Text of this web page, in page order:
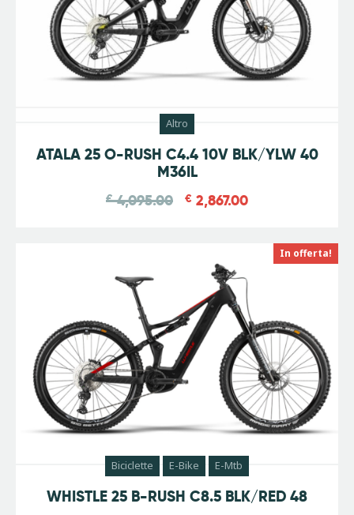
30%
Altro
ATALA 25 O-RUSH C4.4 10V BLK/YLW 40
M36IL
€ 4,095.00 € 2,867.00
In offerta!
%
Biciclette E-Bike E-Mtb
WHISTLE 25 B-RUSH C8.5 BLK/RED 48